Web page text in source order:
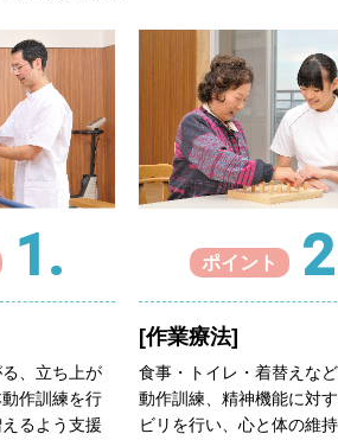
1.
、立ち上が
作訓練を行
るよう支援
ポイント
[作業療法]
食事・トイレ・着替えな
動作訓練、精神機能に対
ビリを行い、心と体の維